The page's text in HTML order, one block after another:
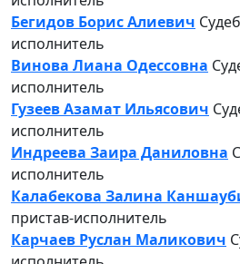
Бегидов Борис Алиевич
исполнитель
Винова Лиана Одессовна
исполнитель
Гузеев Азамат Ильясович
исполнитель
Индреева Заира Даниловна
исполнитель
Калабекова Залина
пристав-исполнитель
Карчаев Руслан Маликович